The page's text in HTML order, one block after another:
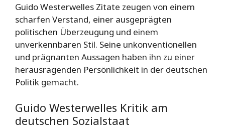
Guido Westerwelles Zitate zeugen von einem
scharfen Verstand, einer ausgeprägten
politischen Überzeugung und einem
unverkennbaren Stil. Seine unkonventionellen
und prägnanten Aussagen haben ihn zu einer
herausragenden Persönlichkeit in der deutschen
Politik gemacht.
Guido Westerwelles Kritik am
deutschen Sozialstaat